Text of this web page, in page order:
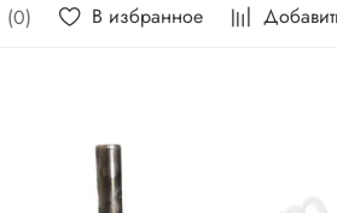
(0) В избранное